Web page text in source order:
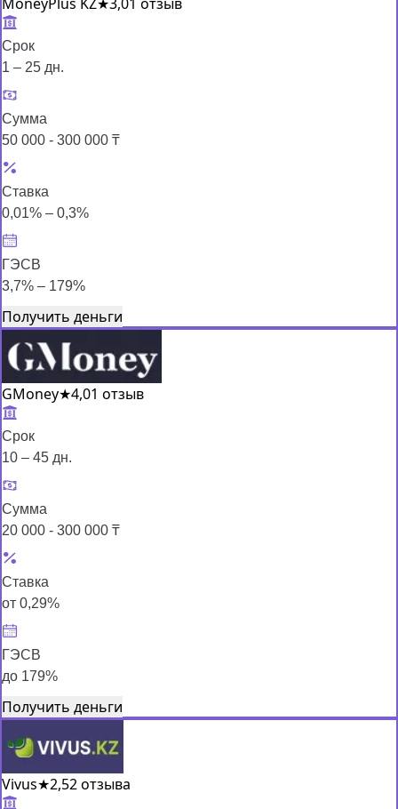
Срок
1 – 25 дн.
Сумма
50 000 - 300 000 ₸
Ставка
0,01% – 0,3%
ГЭСВ
3,7% – 179%
Получить деньги
GMoney★4,01 отзыв
Срок
10 – 45 дн.
Сумма
20 000 - 300 000 ₸
Ставка
от 0,29%
ГЭСВ
до 179%
Получить деньги
Vivus★2,52 отзыва